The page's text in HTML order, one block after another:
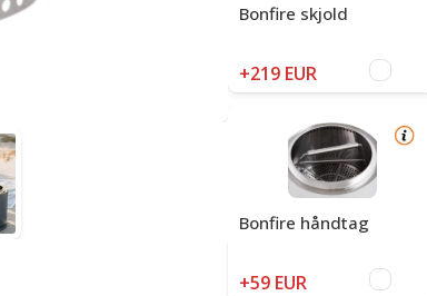
Bonfire skjold
+219 EUR
Bonfire håndtag
+59 EUR